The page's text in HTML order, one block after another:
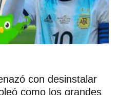
con desinstalar
como los grandes